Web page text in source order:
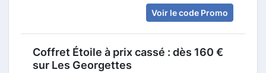
Voir le code Promo
Coffret Étoile à prix cassé : dès 160 €
sur Les Georgettes